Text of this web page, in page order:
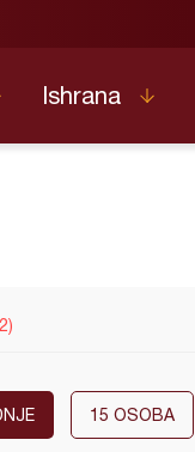
Ishrana
15 OSOBA